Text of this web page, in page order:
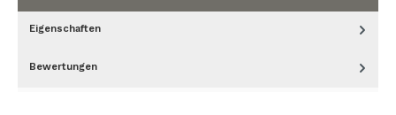
Eigenschaften
Bewertungen